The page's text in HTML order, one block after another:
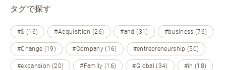
タグで探す
#& (16) #Acquisition (26) #and (31) #business (76)
#Change (19) #Company (16) #entrepreneurship (50)
#expansion (20) #Family (16) #Global (34) #in (18)